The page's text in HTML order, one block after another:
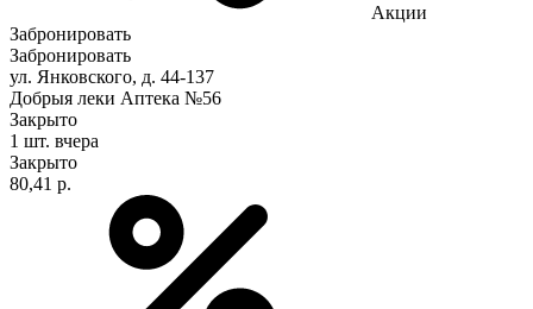
Акции
Забронировать
Забронировать
ул. Янковского, д. 44-137
Добрыя леки Аптека №56
Закрыто
1 шт. вчера
Закрыто
80,41 р.